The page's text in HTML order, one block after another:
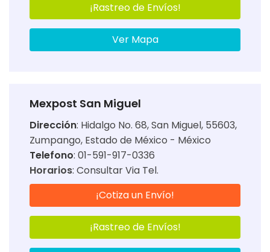
¡Rastreo de Envíos!
Ver Mapa
Mexpost San Miguel
Dirección: Hidalgo No. 68, San Miguel, 55603,
Zumpango, Estado de México - México
Telefono: 01-591-917-0336
Horarios: Consultar Via Tel.
¡Cotiza un Envío!
¡Rastreo de Envíos!